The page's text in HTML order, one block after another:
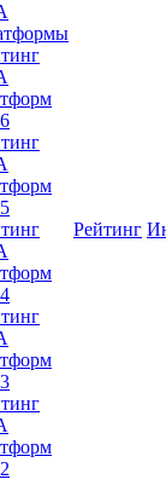
Рейтинг